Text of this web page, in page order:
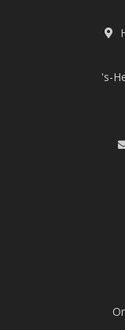
's-